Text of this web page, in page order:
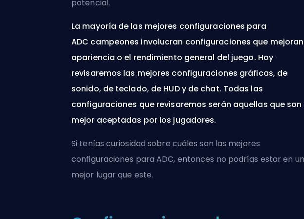
potencial.
La mayoría de las mejores configuraciones para
ADC campeones involucran configuraciones que
apariencia o el rendimiento general del juego. Hoy
revisaremos las mejores configuraciones gráficas, de
sonido, de teclado, de HUD y de chat. Todas las
configuraciones que revisaremos serán aquellas que son
mejor aceptadas por los jugadores.
Si tenías curiosidad sobre cuáles son las mejores
configuraciones para ADC, entonces no podrías estar en un
mejor lugar que este.